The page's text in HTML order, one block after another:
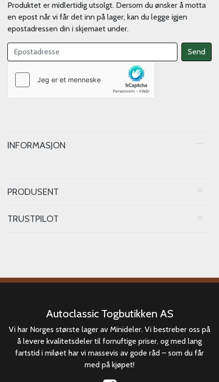
Produktet er midlertidig utsolgt. Dersom du ønsker å motta
en epost når vi får det inn på lager, kan du legge igjen
epostadressen din i skjemaet under.
INFORMASJON
PRODUSENT
TRUSTPILOT
Autoclassic Togbutikken AS
Vi har Norges største lager av Minideler. Vi bestreber oss på
å levere kvalitetsdeler til fornuftige priser, og med lang
fartstid i miløet har vi massevis av gode råd – som du får
med på kjøpet!